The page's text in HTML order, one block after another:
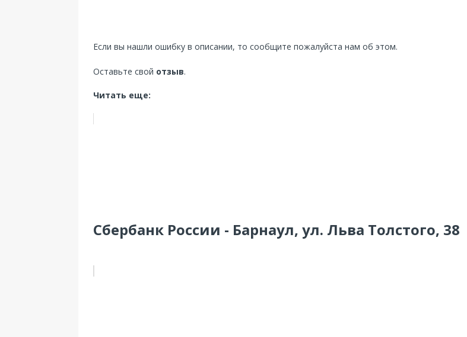
Если вы нашли ошибку в описании, то сообщите пожалуйста нам об этом.
Оставьте свой отзыв.
Читать еще:
Сбербанк России - Барнаул, ул. Льва Толстого, 38